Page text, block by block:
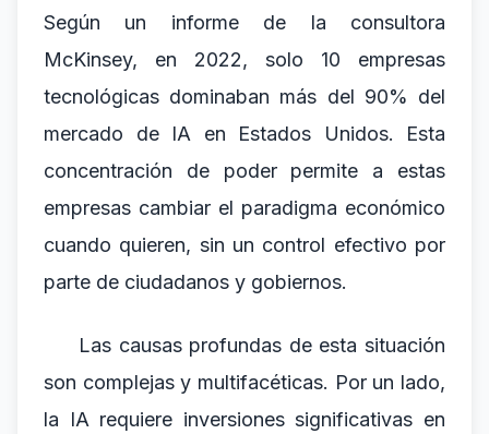
Según un informe de la consultora
McKinsey, en 2022, solo 10 empresas
tecnológicas dominaban más del 90% del
mercado de IA en Estados Unidos. Esta
concentración de poder permite a estas
empresas cambiar el paradigma económico
cuando quieren, sin un control efectivo por
parte de ciudadanos y gobiernos.
Las causas profundas de esta situación
son complejas y multifacéticas. Por un lado,
la IA requiere inversiones significativas en